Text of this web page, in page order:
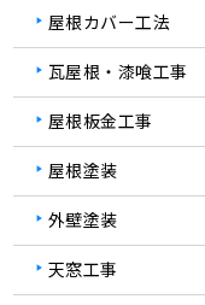
屋根カバー工法
瓦屋根・漆喰工事
屋根板金工事
屋根塗装
外壁塗装
天窓工事